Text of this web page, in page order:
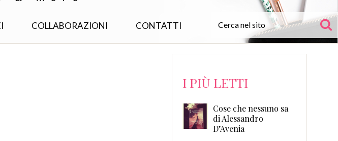
COLLABORAZIONI CONTATTI
I PIÙ LETTI
Cose che nessuno sa
di Alessandro
D’Avenia